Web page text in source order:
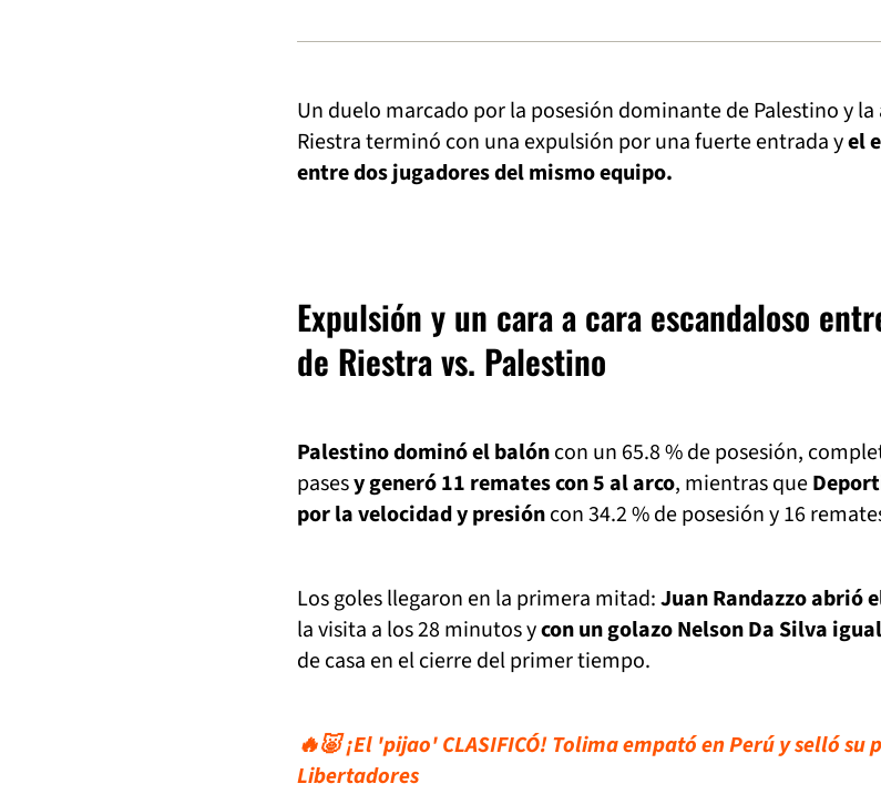
Un duelo marcado por la posesión dominante de Palestino y
Riestra terminó con una expulsión por una fuerte entrada yel
entre dos jugadores del mismo equipo.
Expulsión y un cara a cara escandaloso
de Riestra vs. Palestino
Palestino dominó el balóncon un 65.8 % de posesión,
pasesy generó 11 remates con 5 al arco, mientras que
por la velocidad y presióncon 34.2 % de posesión y 16
Los goles llegaron en la primera mitad:Juan Randazzo abrió
la visita a los 28 minutos ycon un golazo Nelson Da Silva
de casa en el cierre del primer tiempo.
🔥🐷 ¡El 'pijao' CLASIFICÓ! Tolima empató en Perú y selló su
Libertadores